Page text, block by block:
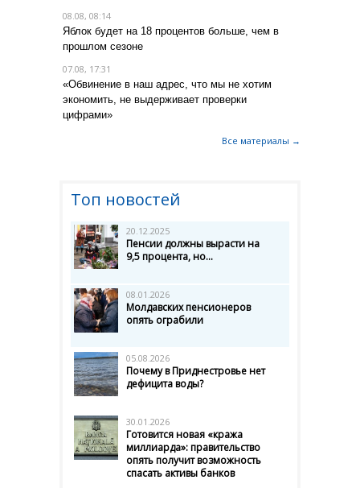
08.08, 08:14
Яблок будет на 18 процентов больше, чем в
прошлом сезоне
07.08, 17:31
«Обвинение в наш адрес, что мы не хотим
экономить, не выдерживает проверки
цифрами»
Все материалы →
Топ новостей
20.12.2025
Пенсии должны вырасти на
9,5 процента, но...
08.01.2026
Молдавских пенсионеров
опять ограбили
05.08.2026
Почему в Приднестровье нет
дефицита воды?
30.01.2026
Готовится новая «кража
миллиарда»: правительство
опять получит возможность
спасать активы банков